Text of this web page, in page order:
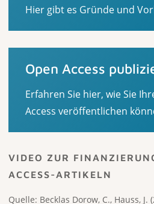
Hier gibt es Gründe und
Open Access
Erfahren Sie hier, wie Sie
Access veröffentlichen
VIDEO ZUR
ACCESS-ARTIKELN
Quelle: Becklas Dorow, C., Hauss,